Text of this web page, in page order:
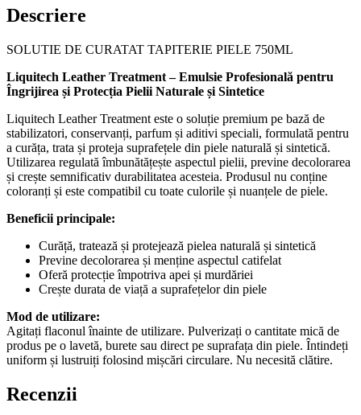
Descriere
SOLUTIE DE CURATAT TAPITERIE PIELE 750ML
Liquitech Leather Treatment – Emulsie Profesională pentru
Îngrijirea și Protecția Pielii Naturale și Sintetice
Liquitech Leather Treatment este o soluție premium pe bază de
stabilizatori, conservanți, parfum și aditivi speciali, formulată pentru
a curăța, trata și proteja suprafețele din piele naturală și sintetică.
Utilizarea regulată îmbunătățește aspectul pielii, previne decolorarea
și crește semnificativ durabilitatea acesteia. Produsul nu conține
coloranți și este compatibil cu toate culorile și nuanțele de piele.
Beneficii principale:
Curăță, tratează și protejează pielea naturală și sintetică
Previne decolorarea și menține aspectul catifelat
Oferă protecție împotriva apei și murdăriei
Crește durata de viață a suprafețelor din piele
Mod de utilizare:
Agitați flaconul înainte de utilizare. Pulverizați o cantitate mică de
produs pe o lavetă, burete sau direct pe suprafața din piele. Întindeți
uniform și lustruiți folosind mișcări circulare. Nu necesită clătire.
Recenzii